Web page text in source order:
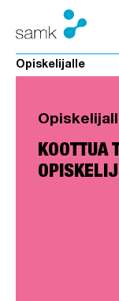
Siirry sisältöön
Opiskelijalle
KOOTTUA